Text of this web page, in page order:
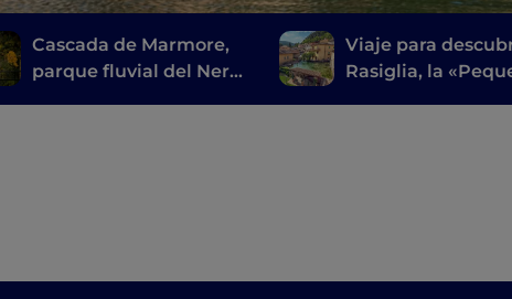
Cascada de Marmore,
parque fluvial del Nera:
Viaje para
Rasiglia, la